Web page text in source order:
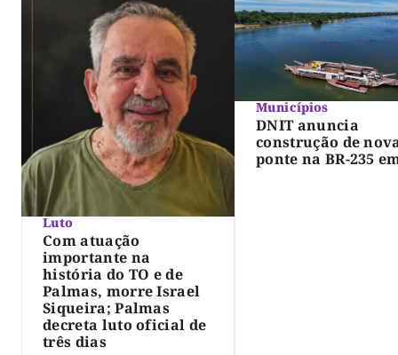
Luto
Com atuação
importante na
história do TO e de
Palmas, morre Israel
Siqueira; Palmas
decreta luto oficial de
três dias
Municípios
DNIT anuncia
construção de
ponte na BR-235